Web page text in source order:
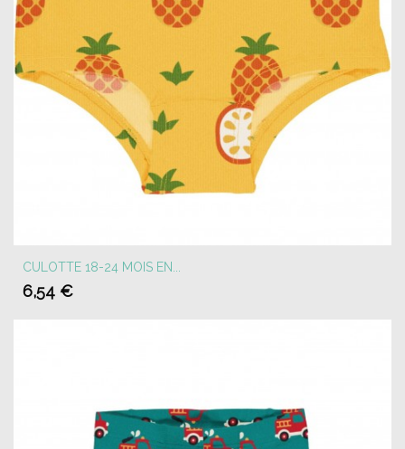
CULOTTE 18-24 MOIS EN...
6,54 €